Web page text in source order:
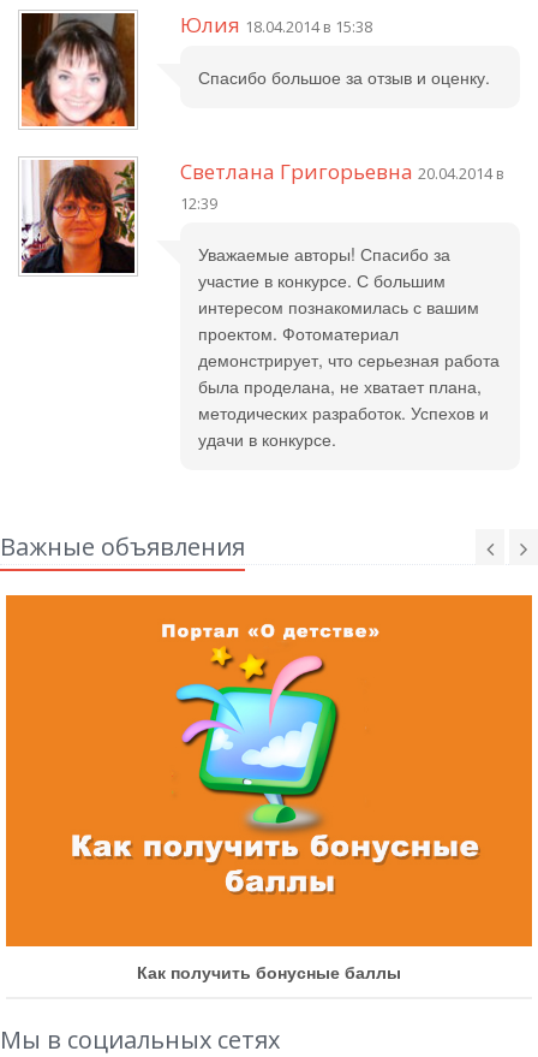
Юлия 18.04.2014 в 15:38
Спасибо большое за отзыв и оценку.
Светлана Григорьевна 20.04.2014 в
12:39
Уважаемые авторы! Спасибо за
участие в конкурсе. С большим
интересом познакомилась с вашим
проектом. Фотоматериал
демонстрирует, что серьезная работа
была проделана, не хватает плана,
методических разработок. Успехов и
удачи в конкурсе.
Важные объявления
Как получить бонусные баллы
Мы в социальных сетях